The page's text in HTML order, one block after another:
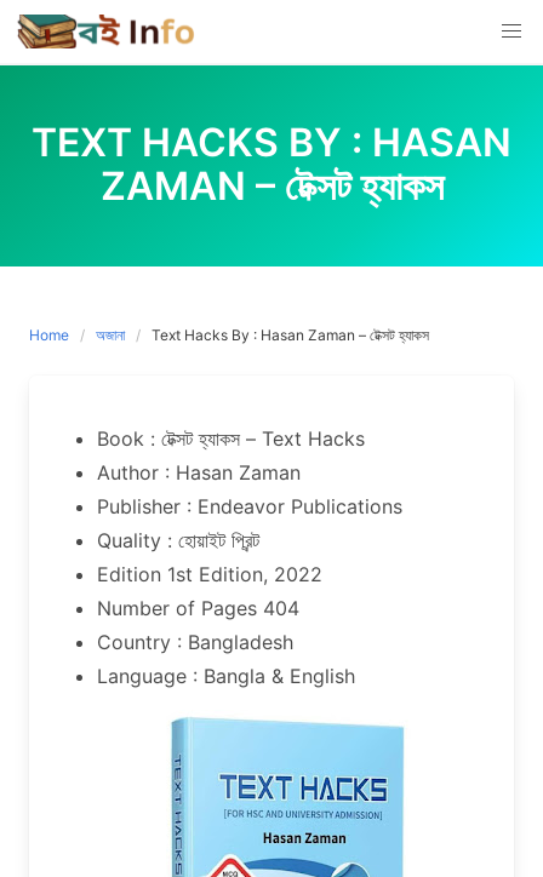
Skip
to
content
TEXT HACKS BY : HASAN
ZAMAN – টেক্সট হ্যাকস
Home অজানা Text Hacks By : Hasan Zaman – টেক্সট হ্যাকস
Book : টেক্সট হ্যাকস – Text Hacks
Author : Hasan Zaman
Publisher : Endeavor Publications
Quality : হোয়াইট প্রিন্ট
Edition 1st Edition, 2022
Number of Pages 404
Country : Bangladesh
Language : Bangla & English